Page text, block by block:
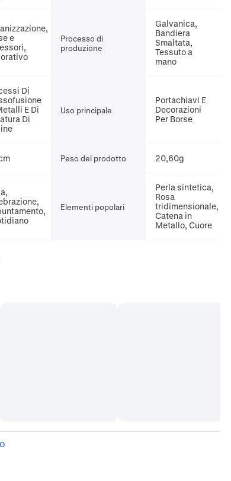
e
Processo di
produzione
Galvanica,
Bandiera
Smaltata,
Tessuto a
mano
Di
E Di
Di
Uso principale
Portachiavi E
Decorazioni
Per Borse
Peso del prodotto 20,60g
Elementi popolari
Perla sintetica,
Rosa
tridimensionale,
Catena in
Metallo, Cuore